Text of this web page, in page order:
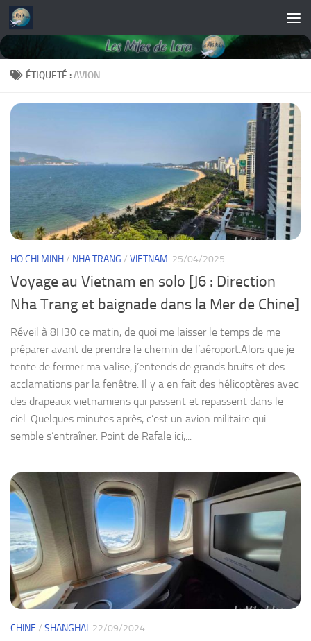
Skip to content
ÉTIQUETÉ :AVION
HO CHI MINH/ NHA TRANG / VIETNAM 25/04/2025
Voyage au Vietnam en solo [J6 : Direction
Nha Trang et baignade dans la Mer de Chine]
Réveil à 8H30 ce matin, de quoi me laisser le temps de me
préparer avant de prendre le chemin de l’aéroport.Alors que je
tente de fermer ma valise, j’entends de grands bruits et des
acclamations par la fenêtre. Il y a en fait des hélicoptères avec
des drapeaux vietnamiens qui passent et repassent dans le
ciel. Quelques minutes après, c’est un avion militaire qui
semble s’entraîner. Point de Rafale ici,...
CHINE / SHANGHAI 22/09/2024